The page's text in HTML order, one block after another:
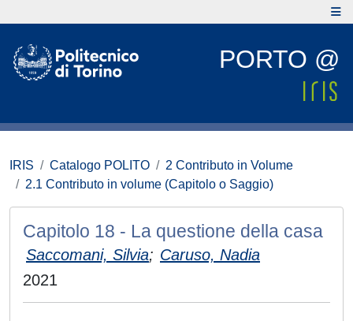
PORTO @
IRIS Catalogo POLITO
2 Contributo in Volume
2.1 Contributo in volume (Capitolo o Saggio)
Capitolo 18 - La questione della casa
Saccomani, Silvia; Caruso, Nadia
2021